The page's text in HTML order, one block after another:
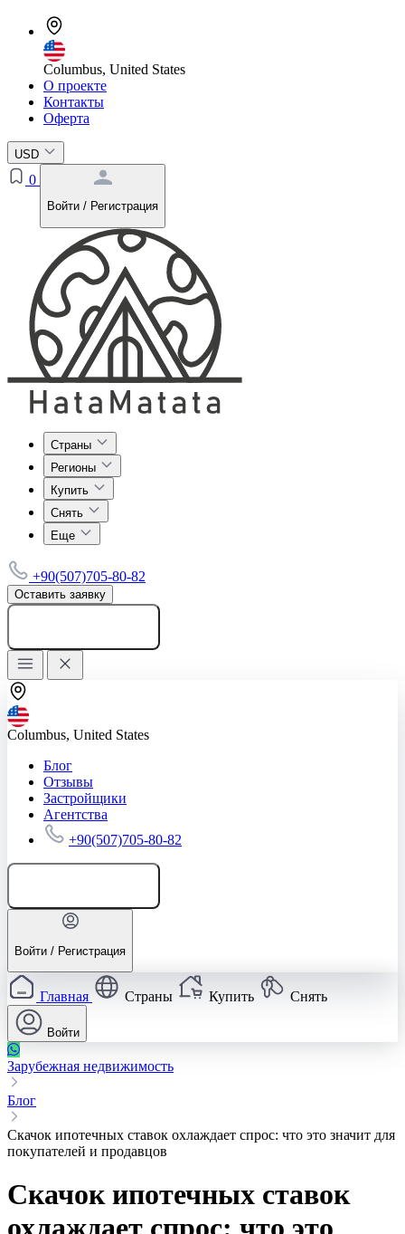
Columbus, United States
О проекте
Контакты
Оферта
USD
0
Войти / Регистрация
Страны
Регионы
Купить
Снять
Еще
+90(507)705-80-82
Оставить заявку
Columbus, United States
Блог
Отзывы
Застройщики
Агентства
+90(507)705-80-82
Войти / Регистрация
Главная Страны Купить Снять
Войти
Зарубежная недвижимость
Блог
Скачок ипотечных ставок охлаждает спрос: что это значит для
покупателей и продавцов
Скачок ипотечных ставок